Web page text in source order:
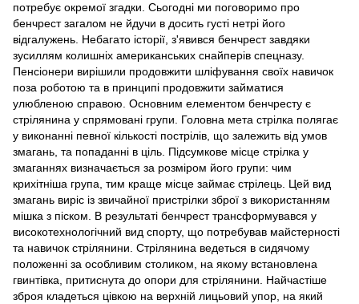
потребує окремої згадки. Сьогодні ми поговоримо про
бенчрест загалом не йдучи в досить густі нетрі його
відгалужень. Небагато історії, з'явився бенчрест завдяки
зусиллям колишніх американських снайперів спецназу.
Пенсіонери вирішили продовжити шліфування своїх навичок
поза роботою та в принципі продовжити займатися
улюбленою справою. Основним елементом бенчресту є
стрілянина у спрямовані групи. Головна мета стрілка полягає
у виконанні певної кількості пострілів, що залежить від умов
змагань, та попаданні в ціль. Підсумкове місце стрілка у
змаганнях визначається за розміром його групи: чим
крихітніша група, тим краще місце займає стрілець. Цей вид
змагань виріс із звичайної пристрілки зброї з використанням
мішка з піском. В результаті бенчрест трансформувався у
високотехнологічний вид спорту, що потребував майстерності
та навичок стрілянини. Стрілянина ведеться в сидячому
положенні за особливим столиком, на якому встановлена
гвинтівка, притиснута до опори для стрілянини. Найчастіше
зброя кладеться цівкою на верхній лицьовий упор, на який